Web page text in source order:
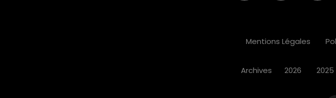
Mentions Légales
Archives 2026 2025